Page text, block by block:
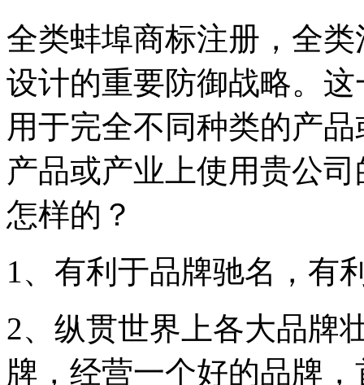
全类蚌埠商标注册，全
设计的重要防御战略。
用于完全不同种类的产
产品或产业上使用贵公
怎样的？
1、有利于品牌驰名，有
2、纵贯世界上各大品牌
牌，经营一个好的品牌